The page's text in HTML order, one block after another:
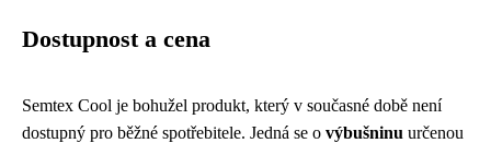
Dostupnost a cena
Semtex Cool je bohužel produkt, který v současné době není
dostupný pro běžné spotřebitele. Jedná se o výbušninu určenou